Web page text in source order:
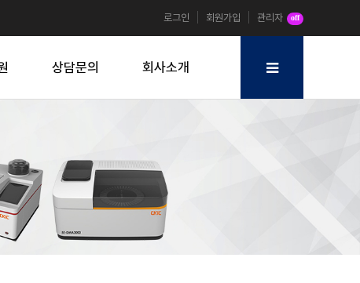
로그인 회원가입 관리자 off
상담문의 회사소개